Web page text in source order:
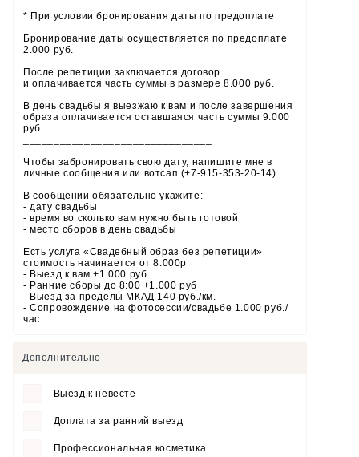
* При условии бронирования даты по предоплате
Бронирование даты осуществляется по предоплате
2.000 руб.
После репетиции заключается договор
и оплачивается часть суммы в размере 8.000 руб.
В день свадьбы я выезжаю к вам и после завершения
образа оплачивается оставшаяся часть суммы 9.000
руб.
Чтобы забронировать свою дату, напишите мне в
личные сообщения или вотсап (+7-915-353-20-14)
В сообщении обязательно укажите:
- дату свадьбы
- время во сколько вам нужно быть готовой
- место сборов в день свадьбы
Есть услуга «Свадебный образ без репетиции»
стоимость начинается от 8.000р
- Выезд к вам +1.000 руб
- Ранние сборы до 8:00 +1.000 руб
- Выезд за пределы МКАД 140 руб./км.
- Сопровождение на фотосессии/свадьбе 1.000 руб./
час
Дополнительно
Выезд к невесте
Доплата за ранний выезд
Профессиональная косметика